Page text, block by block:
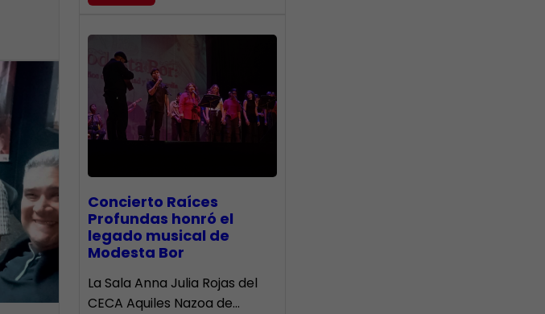
​Concierto Raíces
Profundas honró el
legado musical de
Modesta Bor
La Sala Anna Julia Rojas del
CECA Aquiles Nazoa de…